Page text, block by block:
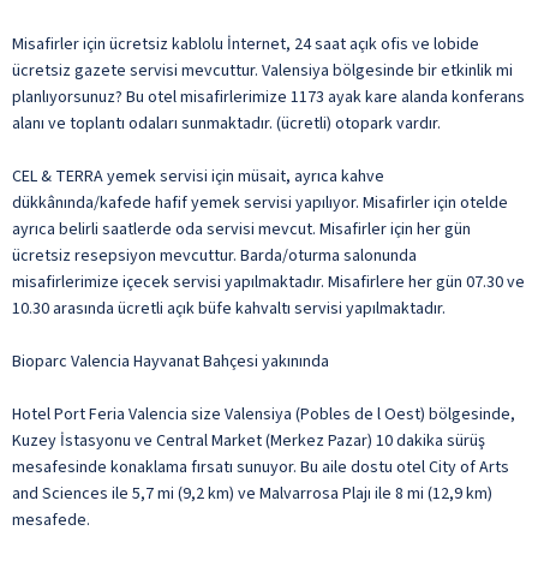
Misafirler için ücretsiz kablolu İnternet, 24 saat açık ofis ve lobide
ücretsiz gazete servisi mevcuttur. Valensiya bölgesinde bir etkinlik mi
planlıyorsunuz? Bu otel misafirlerimize 1173 ayak kare alanda konferans
alanı ve toplantı odaları sunmaktadır. (ücretli) otopark vardır.
CEL & TERRA yemek servisi için müsait, ayrıca kahve
dükkânında/kafede hafif yemek servisi yapılıyor. Misafirler için otelde
ayrıca belirli saatlerde oda servisi mevcut. Misafirler için her gün
ücretsiz resepsiyon mevcuttur. Barda/oturma salonunda
misafirlerimize içecek servisi yapılmaktadır. Misafirlere her gün 07.30 ve
10.30 arasında ücretli açık büfe kahvaltı servisi yapılmaktadır.
Bioparc Valencia Hayvanat Bahçesi yakınında
Hotel Port Feria Valencia size Valensiya (Pobles de l Oest) bölgesinde,
Kuzey İstasyonu ve Central Market (Merkez Pazar) 10 dakika sürüş
mesafesinde konaklama fırsatı sunuyor. Bu aile dostu otel City of Arts
and Sciences ile 5,7 mi (9,2 km) ve Malvarrosa Plajı ile 8 mi (12,9 km)
mesafede.